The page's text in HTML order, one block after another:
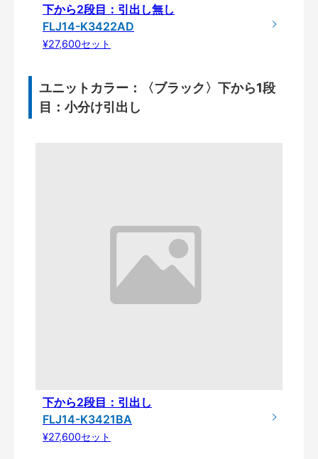
下から2段目：引出し無し
FLJ14-K3422AD
¥27,600セット
ユニットカラー：〈ブラック〉下から1段
目：小分け引出し
下から2段目：引出し
FLJ14-K3421BA
¥27,600セット